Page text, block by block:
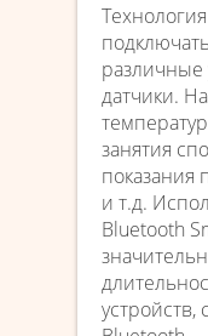
различные
датчики.
занятия
показания
и т.д.
Bluetooth